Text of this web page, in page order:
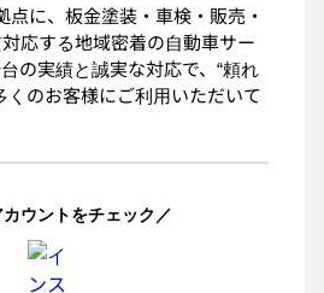
に、板金塗装・車検・販売・
応する地域密着の自動車サー
の実績と誠実な対応で、“頼れ
くのお客様にご利用いただいて
ウントをチェック／